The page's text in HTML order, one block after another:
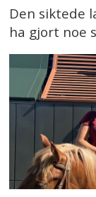
Den siktede
ha gjort noe